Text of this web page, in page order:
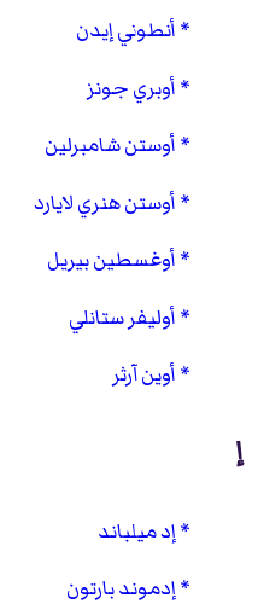
أنطوني إيدن
أوبري جونز
أوستن شامبرلين
أوستن هنري لايارد
أوغسطين بيريل
أوليفر ستانلي
أوين آرثر
إ
إد ميلباند
إدموند بارتون